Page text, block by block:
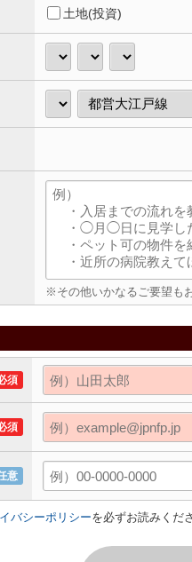
土地(投資)
※その他いかなるご要望も
須
須
意
バシーポリシーを必ずお読みくだ